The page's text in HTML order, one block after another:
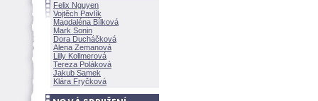
Felix Nguyen
Vojtěch Pavlík
Magdaléna Bílkov
Mark Sonin
Dora Ducháčkov
Alena Zemanov
Lilly Kollmerov
Tereza Polákov
Jakub Samek
Klára Fryčkov